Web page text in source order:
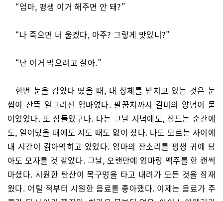
“엄마, 평생 이거 해주면 안 돼?”
“나 죽으면 너 울겠다, 아주? 그렇게 맛있니?”
“난 이거 먹으려고 살아.”
한번 눈을 감았다 떴을 때, 내 상체를 받치고 있는 것은 눈
썹이 잔뜩 일그러진 엄마였다. 팔꿈치까지 갈비의 양념이 묻
어있었다. 또 잠들었구나. 나는 그날 저녁에도, 잠드는 순간에
도, 일어났을 때에도 시도 때도 없이 잤다. 나도 모르는 사이에
내 시간이 갉아먹히고 있었다. 엄마의 잔소리를 평생 귀에 담
아도 모자를 것 같았다. 그날, 오랜만에 엄마랑 맥주를 한 캔씩
마셨다. 시원한 탄산이 목구멍을 타고 내려가 모든 것을 잠재
웠다. 어릴 적부터 시원한 음료를 좋아했다. 이제는 음료가 주